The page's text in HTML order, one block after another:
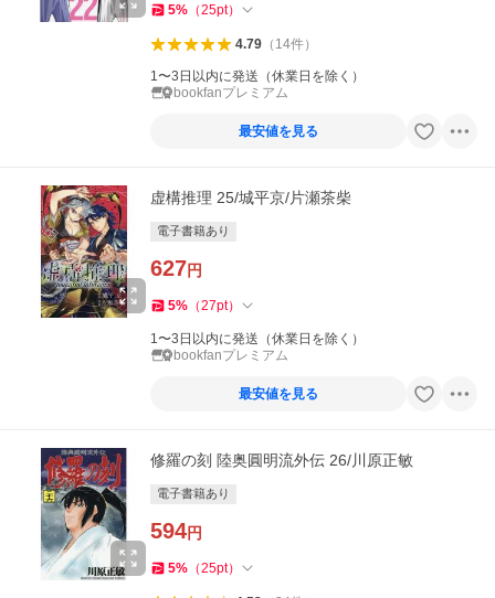
5% （25pt）
4.79（ 14件）
1〜3日以内に発送（休業日を除く）
bookfanプレミアム
最安値を見る
虚構推理 25/城平京/片瀬茶柴
電子書籍あり
627円
5% （27pt）
1〜3日以内に発送（休業日を除く）
bookfanプレミアム
最安値を見る
修羅の刻 陸奥圓明流外伝 26/川原正敏
電子書籍あり
594円
5% （25pt）